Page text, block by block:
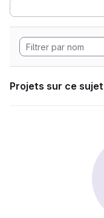
Projets sur ce sujet